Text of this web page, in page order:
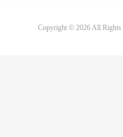
Copyright © 2026 All